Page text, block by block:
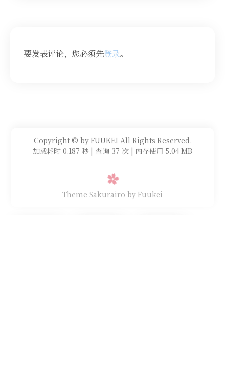
要发表评论，您必须先登录。
Copyright © by FUUKEI All Rights Reserved.
加载耗时 0.187 秒 | 查询 37 次 | 内存使用 5.04 MB
Theme Sakurairo by Fuukei